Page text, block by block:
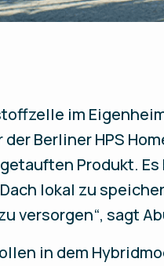
im
Berliner HPS
getauften Produkt.
lokal zu
versorgen“, sagt
in dem